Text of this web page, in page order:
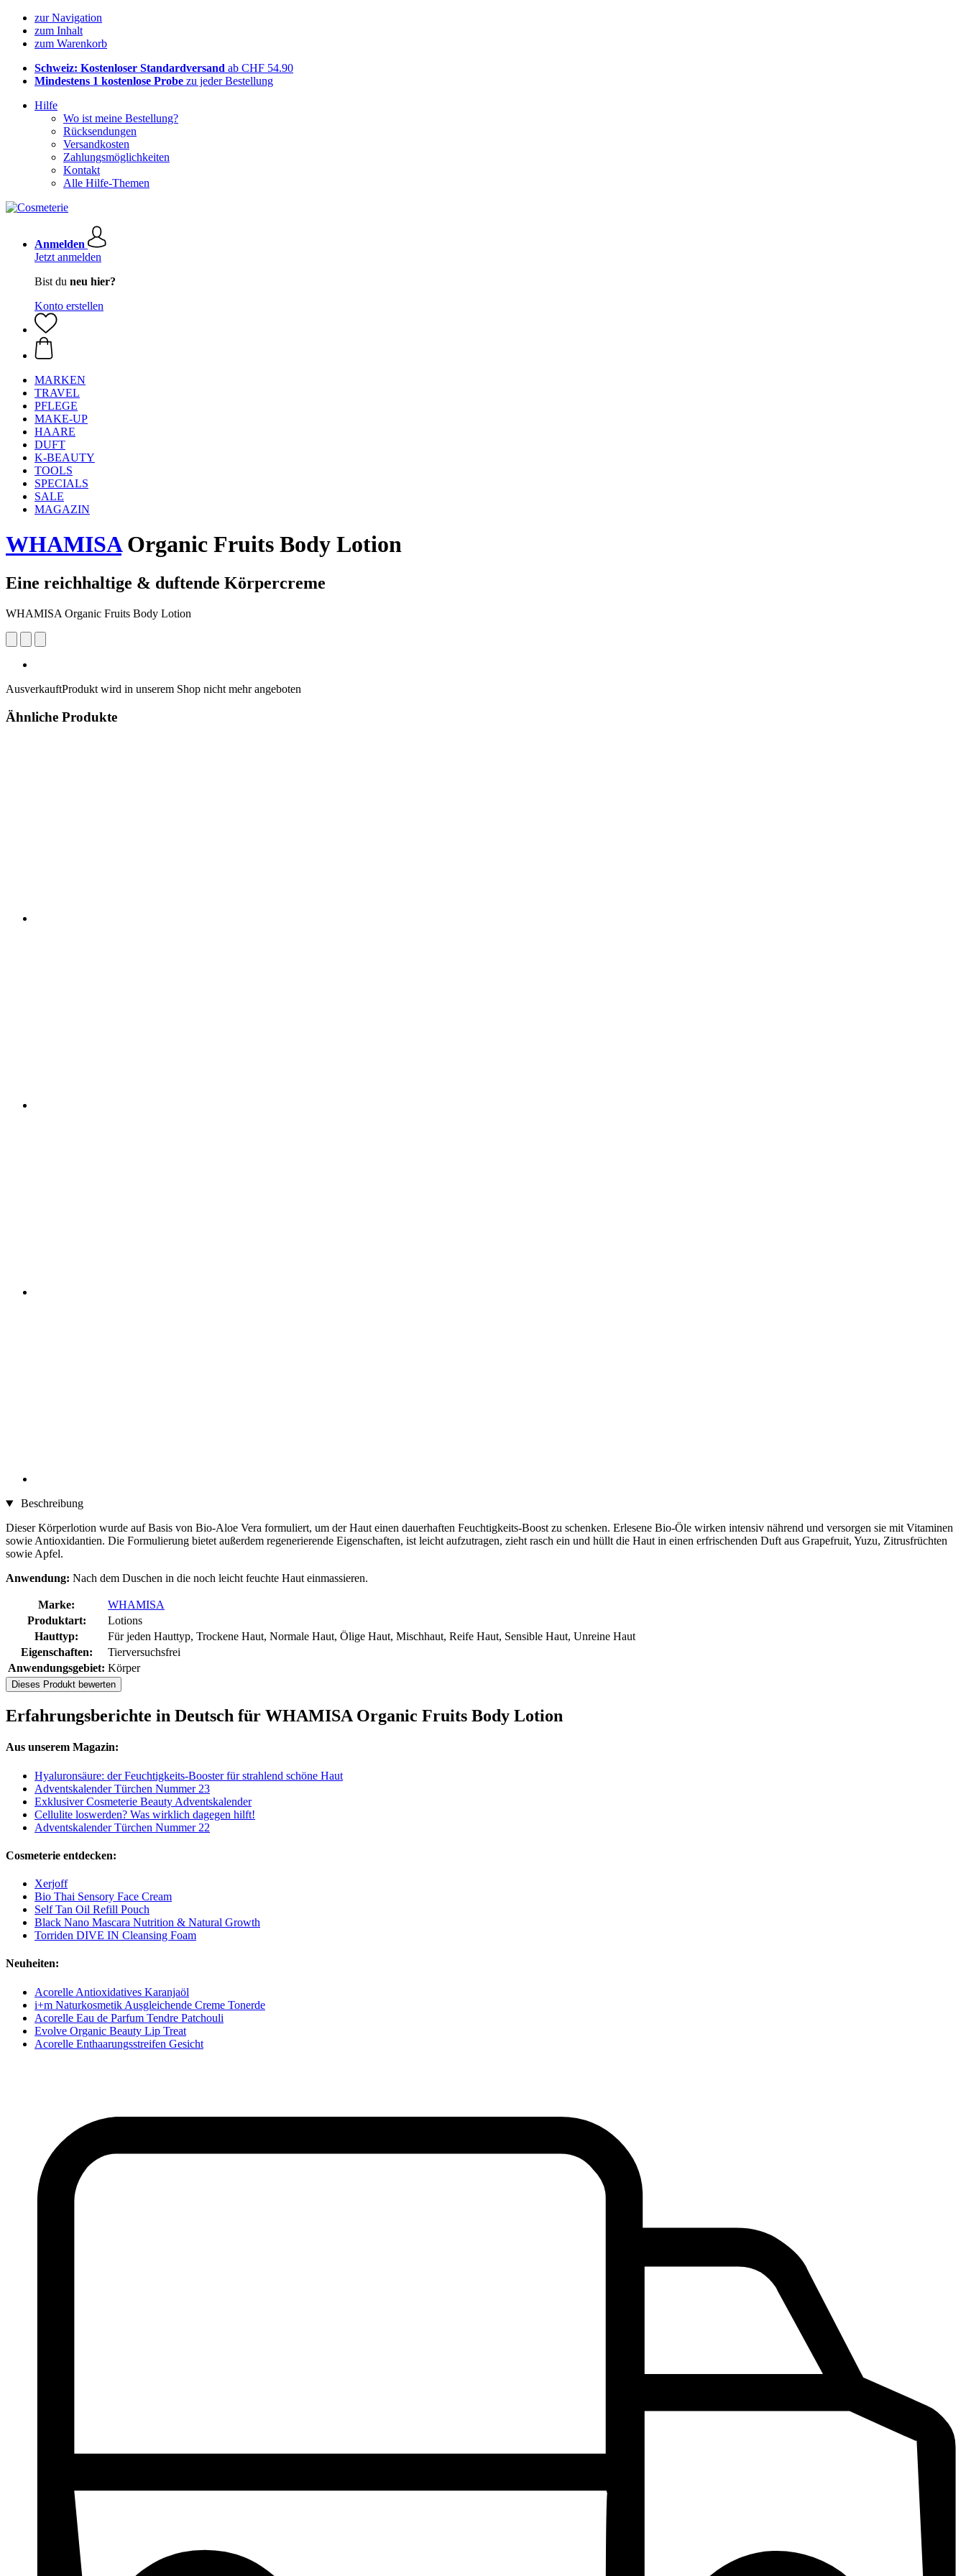
zur Navigation
zum Inhalt
zum Warenkorb
Schweiz: Kostenloser Standardversand ab CHF 54.90
Mindestens 1 kostenlose Probe zu jeder Bestellung
Hilfe
Wo ist meine Bestellung?
Rücksendungen
Versandkosten
Zahlungsmöglichkeiten
Kontakt
Alle Hilfe-Themen
Anmelden
Jetzt anmelden
Bist du neu hier?
Konto erstellen
MARKEN
TRAVEL
PFLEGE
MAKE-UP
HAARE
DUFT
K-BEAUTY
TOOLS
SPECIALS
SALE
MAGAZIN
WHAMISAOrganic Fruits Body Lotion
Eine reichhaltige & duftende Körpercreme
WHAMISA Organic Fruits Body Lotion
AusverkauftProdukt wird in unserem Shop nicht mehr angeboten
Ähnliche Produkte
Beschreibung
Dieser Körperlotion wurde auf Basis von Bio-Aloe Vera formuliert, um der Haut einen dauerhaften Feuchtigkeits-Boost zu schenken. Erlesene Bio-Öle wirken intensiv nährend und versorgen sie mit Vitaminen
sowie Antioxidantien. Die Formulierung bietet außerdem regenerierende Eigenschaften, ist leicht aufzutragen, zieht rasch ein und hüllt die Haut in einen erfrischenden Duft aus Grapefruit, Yuzu, Zitrusfrüchten
sowie Apfel.
Anwendung: Nach dem Duschen in die noch leicht feuchte Haut einmassieren.
Marke:
WHAMISA
Produktart:
Lotions
Hauttyp:
Für jeden Hauttyp, Trockene Haut, Normale Haut, Ölige Haut, Mischhaut, Reife Haut, Sensible Haut, Unreine Haut
Eigenschaften:
Tierversuchsfrei
Anwendungsgebiet: Körper
Dieses Produkt bewerten
Erfahrungsberichte in Deutsch für WHAMISA Organic Fruits Body Lotion
Aus unserem Magazin:
Hyaluronsäure: der Feuchtigkeits-Booster für strahlend schöne Haut
Adventskalender Türchen Nummer 23
Exklusiver Cosmeterie Beauty Adventskalender
Cellulite loswerden? Was wirklich dagegen hilft!
Adventskalender Türchen Nummer 22
Cosmeterie entdecken:
Xerjoff
Bio Thai Sensory Face Cream
Self Tan Oil Refill Pouch
Black Nano Mascara Nutrition & Natural Growth
Torriden DIVE IN Cleansing Foam
Neuheiten:
Acorelle Antioxidatives Karanjaöl
i+m Naturkosmetik Ausgleichende Creme Tonerde
Acorelle Eau de Parfum Tendre Patchouli
Evolve Organic Beauty Lip Treat
Acorelle Enthaarungsstreifen Gesicht